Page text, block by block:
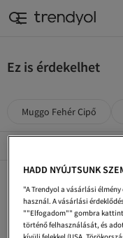
Ez is érdekelhet
Muggo Fehér Cipő
Muggo Női Cipők
Muggo Férfi Lapos Cipő
Muggo Többszínű Cipő
HADD NYÚJTSUNK
"A Trendyol a vásárlási
használ. A vásárlási
""Elfogadom"" gombra
történő felhasználását, és